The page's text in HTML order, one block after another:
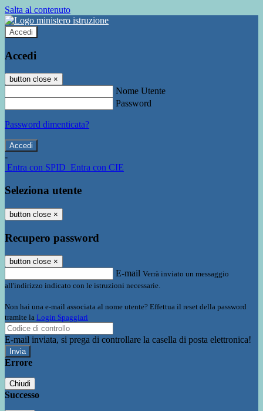
Salta al contenuto
Accedi
Accedi
button close ×
Nome Utente
Password
Password dimenticata?
-
Entra con SPID Entra con CIE
Seleziona utente
button close ×
Recupero password
button close ×
E-mail Verrà inviato un messaggio
all'indirizzo indicato con le istruzioni necessarie.
Non hai una e-mail associata al nome utente? Effettua il reset della password
tramite la Login Spaggiari
E-mail inviata, si prega di controllare la casella di posta elettronica!
Errore
Chiudi
Successo